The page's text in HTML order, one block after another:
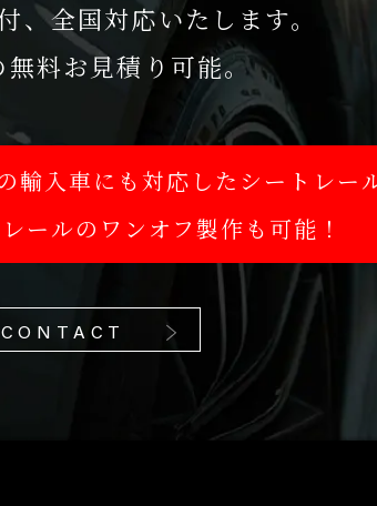
、全国対応いたします。
無料お見積り可能。
入車にも対応したシートレー
ールのワンオフ製作も可能！
CONTACT